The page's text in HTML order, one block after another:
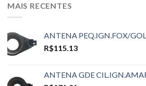
MAIS RECENTES
ANTENA PEQ.IGN.FOX/
R$115.13
ANTENA GDE